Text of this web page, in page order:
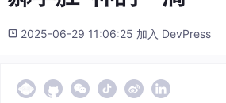
2025-06-29 11:06:25 加入 DevPress